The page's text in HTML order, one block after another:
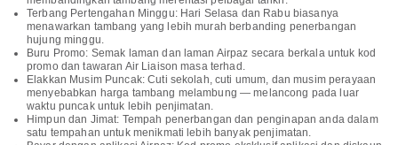
Terbang Pertengahan Minggu: Hari Selasa dan Rabu biasanya
menawarkan tambang yang lebih murah berbanding penerbangan
hujung minggu.
Buru Promo: Semak laman dan laman Airpaz secara berkala untuk kod
promo dan tawaran Air Liaison masa terhad.
Elakkan Musim Puncak: Cuti sekolah, cuti umum, dan musim perayaan
menyebabkan harga tambang melambung — melancong pada luar
waktu puncak untuk lebih penjimatan.
Himpun dan Jimat: Tempah penerbangan dan penginapan anda dalam
satu tempahan untuk menikmati lebih banyak penjimatan.